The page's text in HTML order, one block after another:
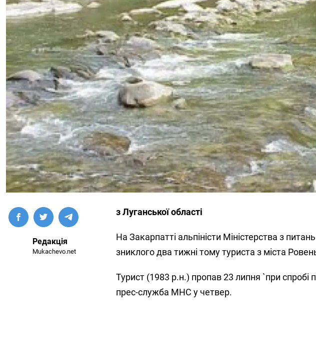
Редакція
Mukachevo.net
з Луганської області
На Закарпатті альпіністи Міністерства з
зниклого два тижні тому туриста з міста
Турист (1983 р.н.) пропав 23 липня `при
прес-служба МНС у четвер.